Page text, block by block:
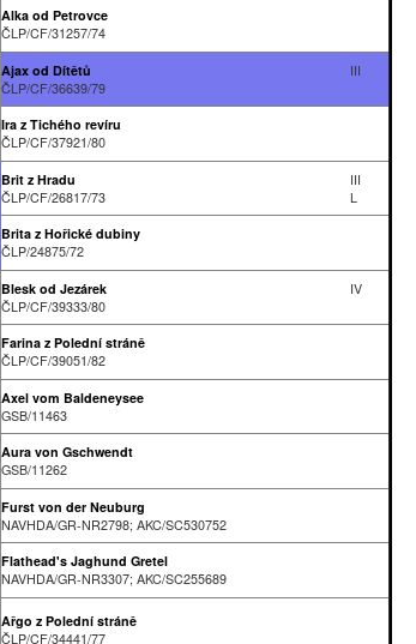
Alka od Petrovce
ČLP/CF/31257/74
Ajax od Dítětů
III
ČLP/CF/36639/79
Ira z Tichého revíru
ČLP/CF/37921/80
Brit z Hradu
III
ČLP/CF/26817/73
L
Brita z Hořické dubiny
ČLP/24875/72
Blesk od Jezárek
IV
ČLP/CF/39333/80
Farina z Polední stráně
ČLP/CF/39051/82
Axel vom Baldeneysee
GSB/11463
Aura von Gschwendt
GSB/11262
Furst von der Neuburg
NAVHDA/GR-NR2798; AKC/SC530752
Flathead's Jaghund Gretel
NAVHDA/GR-NR3307; AKC/SC255689
Ařgo z Polední stráně
ČLP/CF/34441/77